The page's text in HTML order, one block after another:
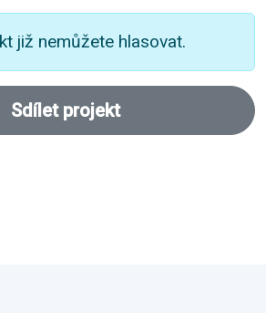
již nemůžete hlasovat.
Sdílet projekt